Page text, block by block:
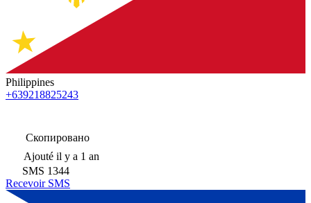
Philippines
+639218825243
Скопировано
Ajouté il y a 1 an
SMS 1344
Recevoir SMS